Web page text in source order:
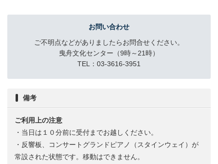
お問い合わせ
ご不明点などがありましたらお問合せください。
曳舟文化センター（9時～21時）
TEL：03-3616-3951
備考
ご利用上の注意
・当日は１０分前に受付までお越しください。
・反響板、コンサートグランドピアノ（スタインウェイ）が
常設された状態です。移動はできません。